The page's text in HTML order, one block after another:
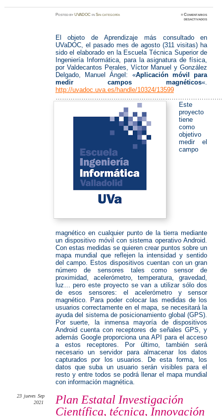
PostedbyUVADOC inSin categoría ≈Comentarios
desactivadosen
El objeto de Aprendizaje más consultado en
UVaDOC, el pasado mes de agosto (311 visitas) ha
sido el elaborado en la Escuela Técnica Superior de
Ingeniería Informática, para la asignatura de física,
por Valdecantos Perales, Víctor Manuel y González
Delgado, Manuel Ángel: «Aplicación móvil para
medir campos magnéticos«.
http://uvadoc.uva.es/handle/10324/13599
Este
proyecto
tiene
como
objetivo
medir el
campo
magnético en cualquier punto de la tierra mediante
un dispositivo móvil con sistema operativo Android.
Con estas medidas se quieren crear puntos sobre un
mapa mundial que reflejen la intensidad y sentido
del campo. Estos dispositivos cuentan con un gran
número de sensores tales como sensor de
proximidad, acelerómetro, temperatura, gravedad,
luz… pero este proyecto se van a utilizar sólo dos
de esos sensores: el acelerómetro y sensor
magnético. Para poder colocar las medidas de los
usuarios correctamente en el mapa, se necesitará la
ayuda del sistema de posicionamiento global (GPS).
Por suerte, la inmensa mayoría de dispositivos
Android cuenta con receptores de señales GPS, y
además Google proporciona una API para el acceso
a estos receptores. Por último, también será
necesario un servidor para almacenar los datos
capturados por los usuarios. De esta forma, los
datos que suba un usuario serán visibles para el
resto y entre todos se podrá llenar el mapa mundial
con información magnética.
Plan Estatal Investigación
Científica, técnica, Innovación
23 jueves Sep
2021